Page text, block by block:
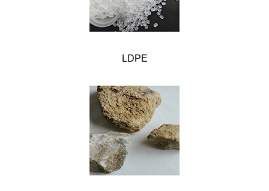
LDPE